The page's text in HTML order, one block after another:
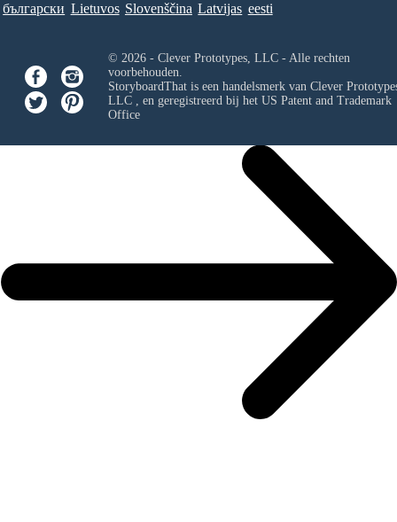
български Lietuvos Slovenščina Latvijas eesti
© 2026 - Clever Prototypes, LLC - Alle rechten
voorbehouden.
StoryboardThat is een handelsmerk van Clever
LLC, en geregistreerd bij het US Patent and Trademark
Office